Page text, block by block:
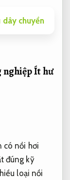
chuyền
nghiệpÍt hư
có nồi hơi
đúng kỹ
loại nồi